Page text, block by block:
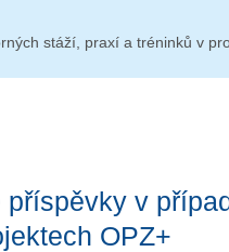
stáží, praxí a tréninků v
v
OPZ+